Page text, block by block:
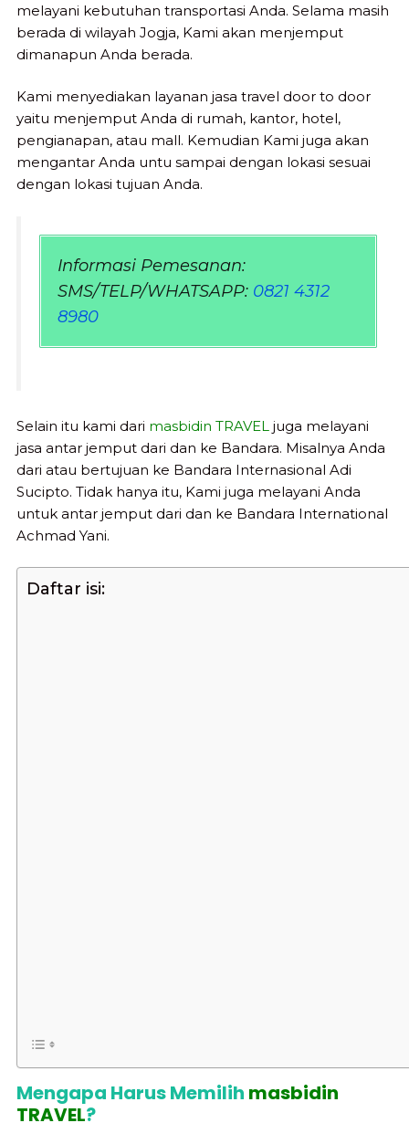
melayani kebutuhan transportasi Anda. Selama masih
berada di wilayah Jogja, Kami akan menjemput
dimanapun Anda berada.
Kami menyediakan layanan jasa travel door to door
yaitu menjemput Anda di rumah, kantor, hotel,
pengianapan, atau mall. Kemudian Kami juga akan
mengantar Anda untu sampai dengan lokasi sesuai
dengan lokasi tujuan Anda.
Informasi Pemesanan:
SMS/TELP/WHATSAPP: 0821 4312
8980
Selain itu kami dari masbidin TRAVEL juga melayani
jasa antar jemput dari dan ke Bandara. Misalnya Anda
dari atau bertujuan ke Bandara Internasional Adi
Sucipto. Tidak hanya itu, Kami juga melayani Anda
untuk antar jemput dari dan ke Bandara International
Achmad Yani.
Daftar isi:
Mengapa Harus Memilih masbidin
TRAVEL?